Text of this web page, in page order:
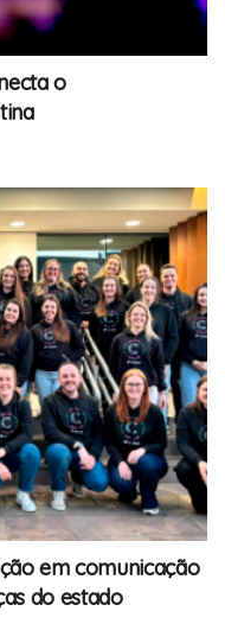
o
em comunicação
do estado